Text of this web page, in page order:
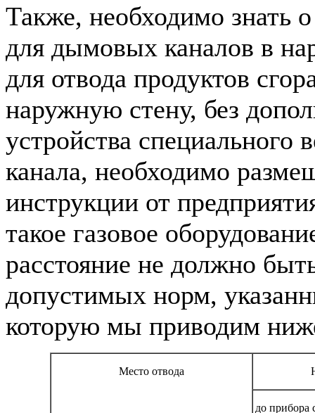
Также, необходимо знать
для дымовых каналов в
для отвода продуктов
наружную стену, без
устройства специального
канала, необходимо
инструкции от
такое газовое
расстояние не должно
допустимых норм,
которую мы приводим
Место отвода
до прибора